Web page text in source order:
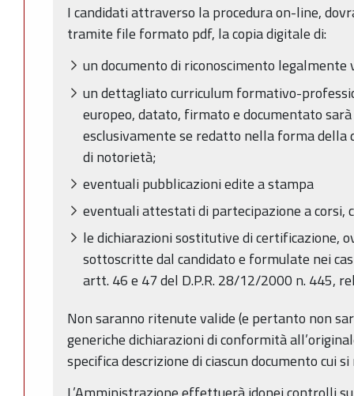
I candidati attraverso la procedura on-line,
tramite file formato pdf, la copia digitale di:
un documento di riconoscimento legalmente
un dettagliato curriculum formativo-
europeo, datato, firmato e documentato
esclusivamente se redatto nella forma
di notorietà;
eventuali pubblicazioni edite a stampa
eventuali attestati di partecipazione a corsi,
le dichiarazioni sostitutive di certificazione,
sottoscritte dal candidato e formulate nei
artt. 46 e 47 del D.P.R. 28/12/2000 n. 445,
Non saranno ritenute valide (e pertanto non
generiche dichiarazioni di conformità
specifica descrizione di ciascun documento cui